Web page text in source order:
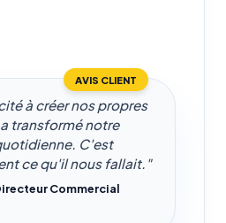
AVIS CLIENT
à créer nos propres
transformé notre
C'est
ce qu'il nous fallait."
Commercial